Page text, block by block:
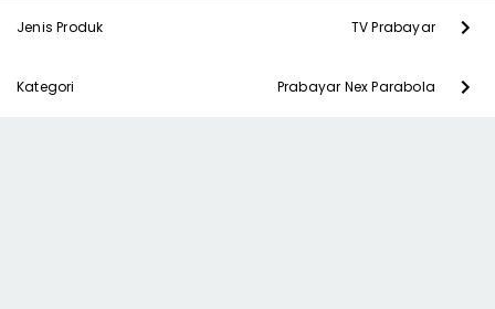
Jenis Produk TV Prabayar
Kategori Prabayar Nex Parabola